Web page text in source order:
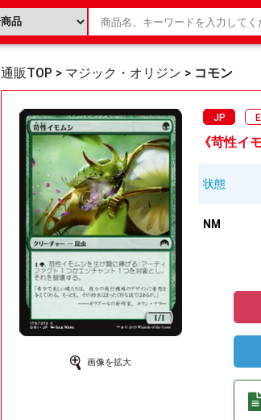
通販TOP > マジック・オリジン > コモン
画像を拡大
JP
《苛性イ
状態
NM